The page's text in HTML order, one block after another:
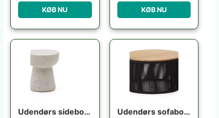
KØB NU KØB NU
Udendørs sidebord Kave Home Pada fibercement i hvid terrazzo 40Ã40Ã45 cm Udendørs sofabord Kave Home Dandara rund Ø70 x H40 cm akacietræ og stål sort/beige